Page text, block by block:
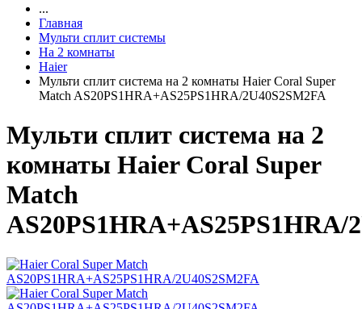
...
Главная
Мульти сплит системы
На 2 комнаты
Haier
Мульти сплит система на 2 комнаты Haier Coral Super
Match AS20PS1HRA+AS25PS1HRA/2U40S2SM2FA
Мульти сплит система на 2
комнаты Haier Coral Super
Match
AS20PS1HRA+AS25PS1HRA/